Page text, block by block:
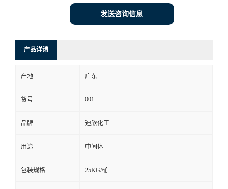
式
在
线
留
言
发送咨询信息
产品详请
产地 广东
货号 001
品牌 迪欣化工
用途 中间体
包装规格 25KG/桶